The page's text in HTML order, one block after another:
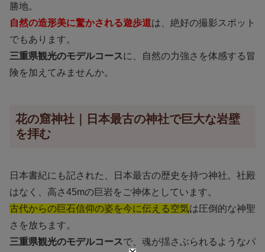
勝地。
自然の造形美に驚かされる遊歩道は、絶好の撮影スポット
でもあります。
三重県観光のモデルコースに、自然の力強さを体感する冒
険を加えてみませんか。
花の窟神社｜日本最古の神社で巨大な岩壁
を拝む
日本書紀にも記された、日本最古の歴史を持つ神社。社殿
はなく、高さ45mの巨岩をご神体としています。
古代からの巨石信仰の姿を今に伝える空気は圧倒的な神聖
さを放ちます。
三重県観光のモデルコースで、魂が揺さぶられるようなパ